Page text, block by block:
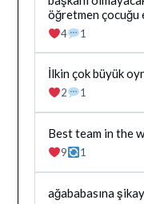
goruntule
Irak
tarafindan
yazilan
gonderiyi
goruntule
öğretmen çocuğu
4 1
Bluesky'da
Dağhan
Irak
tarafindan
yazilan
gonderiyi
goruntule
İlkin çok büyük
2 1
Bluesky'da
Dağhan
Irak
tarafindan
yazilan
Best team in the
9 1
Bluesky'da
ağababasına